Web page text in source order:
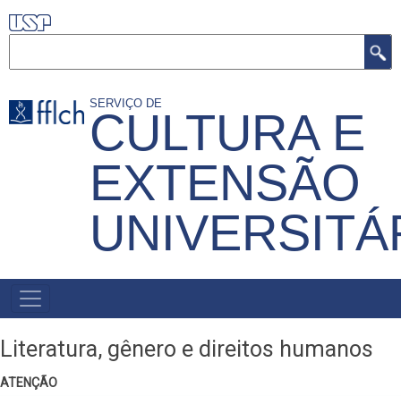
Pular
para
principal
SERVIÇO DE
CULTURA E
EXTENSÃO
MENU
PRIMÁRIO
Literatura, gênero e direitos humanos
ATENÇÃO